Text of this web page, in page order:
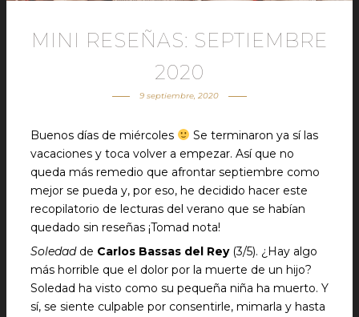
MINI RESEÑAS: SEPTIEMBRE
2020
9 septiembre, 2020
Buenos días de miércoles
Se terminaron ya sí las
vacaciones y toca volver a empezar. Así que no
queda más remedio que afrontar septiembre como
mejor se pueda y, por eso, he decidido hacer este
recopilatorio de lecturas del verano que se habían
quedado sin reseñas ¡Tomad nota!
Soledadde Carlos Bassas del Rey(3/5). ¿Hay algo
más horrible que el dolor por la muerte de un hijo?
Soledad ha visto como su pequeña niña ha muerto. Y
sí, se siente culpable por consentirle, mimarla y hasta